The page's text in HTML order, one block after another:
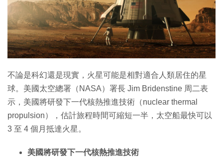
不論是科幻還是現實，火星可能是相對適合人類居住的星
球。美國太空總署（NASA）署長 Jim Bridenstine 周二表
示，美國將研發下一代核熱推進技術（nuclear thermal
propulsion），估計旅程時間可縮短一半，太空船最快可以
3 至 4 個月抵達火星。
美國將研發下一代核熱推進技術